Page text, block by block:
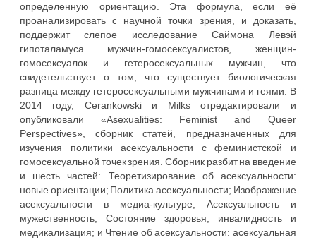
определенную ориентацию. Эта формула, если её
проанализировать с научной точки зрения, и доказать,
поддержит слепое исследование Саймона Левэй
гипоталамуса мужчин-гомосексуалистов, женщин-
гомосексуалок и гетеросексуальных мужчин, что
свидетельствует о том, что существует биологическая
разница между гетеросексуальными мужчинами и геями. В
2014 году, Cerankowski и Milks отредактировали и
опубликовали «Asexualities: Feminist and Queer
Perspectives», сборник статей, предназначенных для
изучения политики асексуальности с феминистской и
гомосексуальной точек зрения. Сборник разбит на введение
и шесть частей: Теоретизирование об асексуальности:
новые ориентации; Политика асексуальности; Изображение
асексуальности в медиа-культуре; Асексуальность и
мужественность; Состояние здоровья, инвалидность и
медикализация; и Чтение об асексуальности: асексуальная